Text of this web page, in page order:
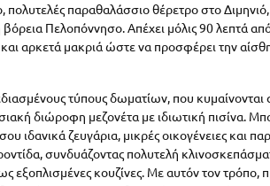
πολυτελές παραθαλάσσιο θέρετρο στο
Πελοπόννησο. Απέχει μόλις 90 λεπτά
αρκετά μακριά ώστε να προσφέρει την
τύπους δωματίων, που
διώροφη μεζονέτα με ιδιωτική πισίνα.
ιδανικά ζευγάρια, μικρές οικογένειες και
συνδυάζοντας πολυτελή
εξοπλισμένες κουζίνες. Με αυτόν τον τρόπο,